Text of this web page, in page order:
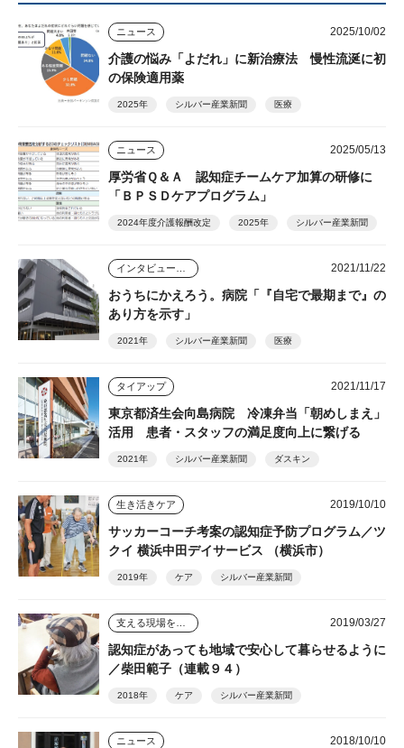
ニュース 2025/10/02
介護の悩み「よだれ」に新治療法 慢性流涎に初
の保険適用薬
2025年 シルバー産業新聞 医療
ニュース 2025/05/13
厚労省Ｑ＆Ａ 認知症チームケア加算の研修に
「ＢＰＳＤケアプログラム」
2024年度介護報酬改定 2025年 シルバー産業新聞
2021/11/22
おうちにかえろう。病院「『自宅で最期まで』の
あり方を示す」
2021年 シルバー産業新聞 医療
タイアップ 2021/11/17
東京都済生会向島病院 冷凍弁当「朝めしまえ」
活用 患者・スタッフの満足度向上に繋げる
2021年 シルバー産業新聞 ダスキン
生き活きケア 2019/10/10
サッカーコーチ考案の認知症予防プログラム／ツ
クイ 横浜中田デイサービス （横浜市）
2019年 ケア シルバー産業新聞
2019/03/27
認知症があっても地域で安心して暮らせるように
／柴田範子（連載９４）
2018年 ケア シルバー産業新聞
ニュース 2018/10/10